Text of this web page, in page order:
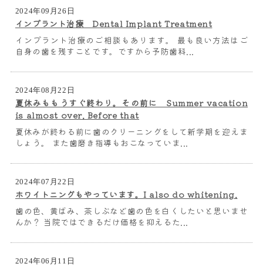
2024年09月26日
インプラント治療 Dental Implant Treatment
インプラント治療のご相談もあります。 最も良い方法はご
自身の歯を残すことです。ですから予防歯科...
2024年08月22日
夏休みももうすぐ終わり。その前に Summer vacation
is almost over. Before that
夏休みが終わる前に歯のクリーニングをして新学期を迎えま
しょう。 また歯磨き指導もおこなっていま...
2024年07月22日
ホワイトニングもやっています。I also do whitening.
歯の色、黄ばみ、茶しぶなど歯の色を白くしたいと思いませ
んか？ 当院ではできるだけ価格を抑えるた...
2024年06月11日